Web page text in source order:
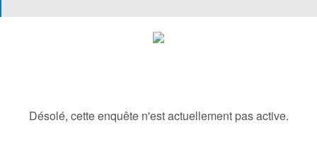
Désolé, cette enquête n'est actuellement pas active.